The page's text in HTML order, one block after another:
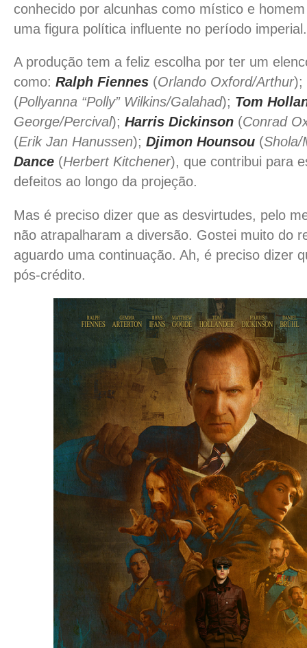
conhecido por alcunhas como místico e
uma figura política influente no período imperial.
A produção tem a feliz escolha por ter um
como: Ralph Fiennes (Orlando Oxford/Arthur);
(Pollyanna “Polly” Wilkins/Galahad); Tom
George/Percival); Harris Dickinson (Conrad
(Erik Jan Hanussen); Djimon Hounsou (Shola/
Dance (Herbert Kitchener), que contribui para
defeitos ao longo da projeção.
Mas é preciso dizer que as desvirtudes, pelo
não atrapalharam a diversão. Gostei muito do
aguardo uma continuação. Ah, é preciso dizer
pós-crédito.